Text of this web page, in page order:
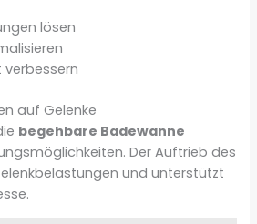
lösen
auf Gelenke
begehbare Badewanne
Der Auftrieb des
und unterstützt